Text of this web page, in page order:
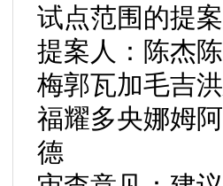
试点范围的提案
提案人：陈杰
梅郭瓦加毛吉
福耀多央娜姆
德